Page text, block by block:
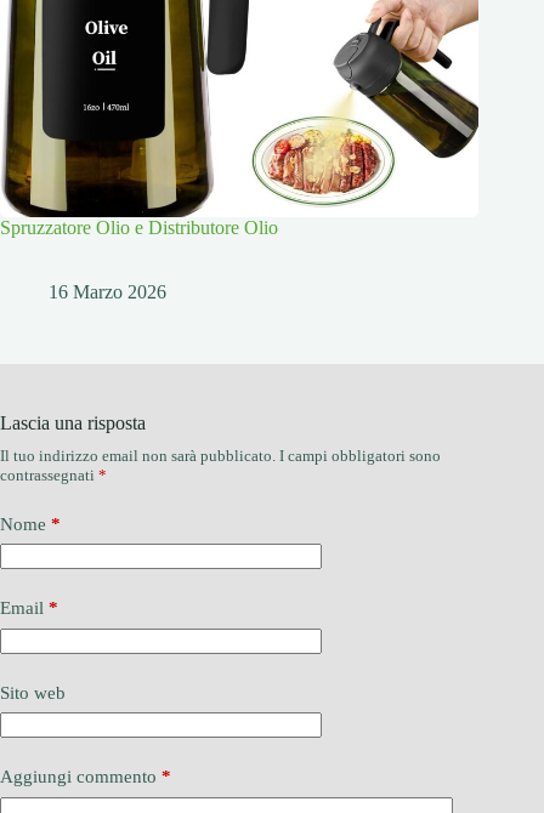
Spruzzatore Olio e Distributore Olio
16 Marzo 2026
Lascia una risposta
Il tuo indirizzo email non sarà pubblicato. I campi obbligatori sono
contrassegnati *
Nome *
Email *
Sito web
Aggiungi commento *